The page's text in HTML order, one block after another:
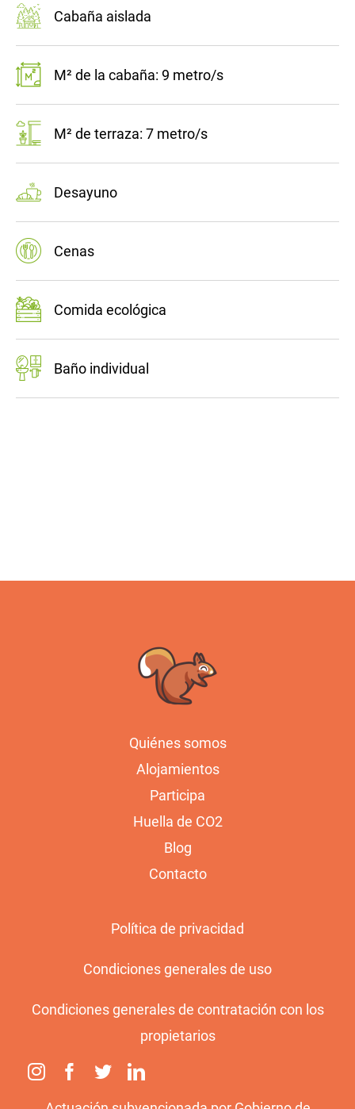
Cabaña aislada
M² de la cabaña: 9 metro/s
M² de terraza: 7 metro/s
Desayuno
Cenas
Comida ecológica
Baño individual
Quiénes somos
Alojamientos
Participa
Huella de CO2
Blog
Contacto
Política de privacidad
Condiciones generales de uso
Condiciones generales de contratación con los
propietarios